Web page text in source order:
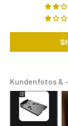
Kundenfotos &